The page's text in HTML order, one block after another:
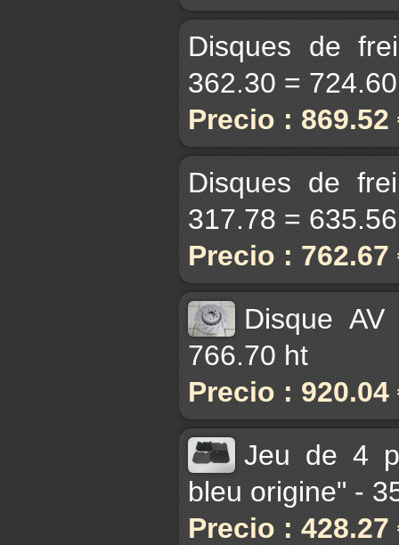
Disques de
362.30 =
Precio : 869.52
Disques de
317.78 =
Precio : 762.67
Disque
766.70 ht
Precio : 920.04
Jeu de 4
bleu origine" -
Precio : 428.27